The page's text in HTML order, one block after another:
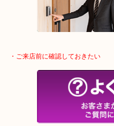
当店ではそういったお困りの
整理したいけどなにが値段つ
そんなときはお気軽に下記フォ